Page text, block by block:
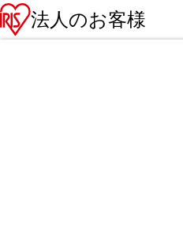
法人のお客様